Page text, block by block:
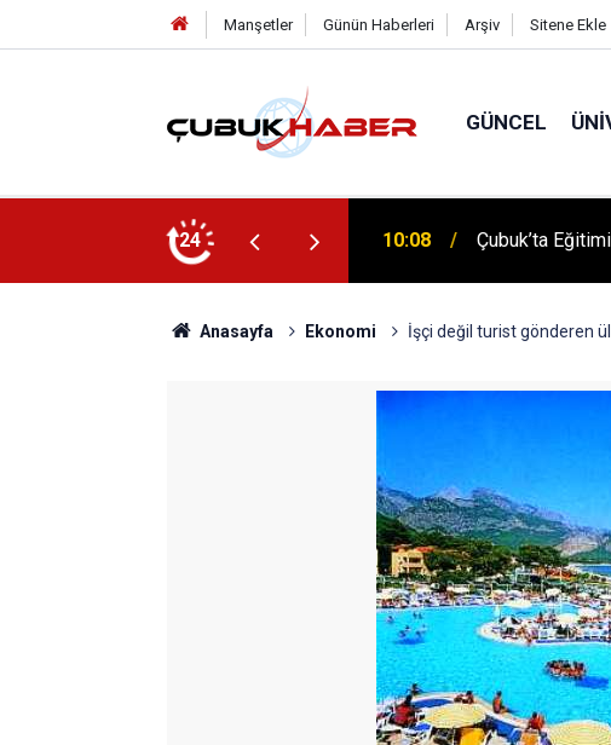
Manşetler Günün Haberleri Arşiv Sitene Ekle
GÜNCEL
24
Eranıl Vizyonu 12:06 ÇUBUK’TA
Anasayfa Ekonomi İşçi değil turist gönderen